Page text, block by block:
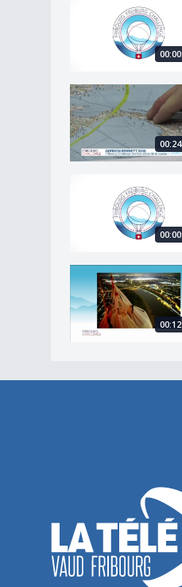
Revivez les
Fribourg
Fribourg